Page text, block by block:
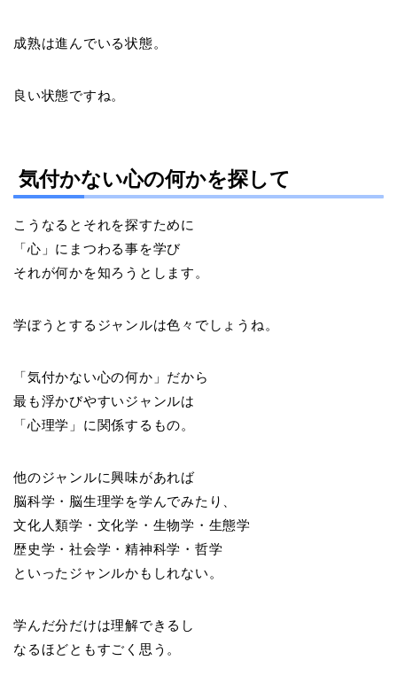
成熟は進んでいる状態。
良い状態ですね。
気付かない心の何かを探して
こうなるとそれを探すために
「心」にまつわる事を学び
それが何かを知ろうとします。
学ぼうとするジャンルは色々でしょうね。
「気付かない心の何か」だから
最も浮かびやすいジャンルは
「心理学」に関係するもの。
他のジャンルに興味があれば
脳科学・脳生理学を学んでみたり、
文化人類学・文化学・生物学・生態学
歴史学・社会学・精神科学・哲学
といったジャンルかもしれない。
学んだ分だけは理解できるし
なるほどともすごく思う。